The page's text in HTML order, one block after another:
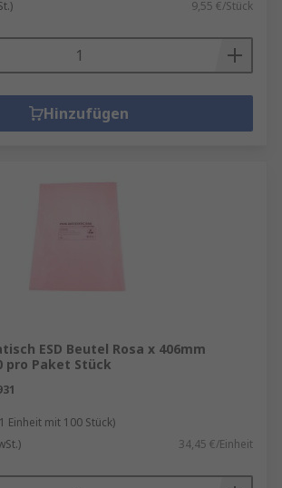
9,55 €/Stück
Hinzufügen
ESD Beutel Rosa x 406mm
pro Paket Stück
Einheit mit 100 Stück)
34,45 €/Einheit